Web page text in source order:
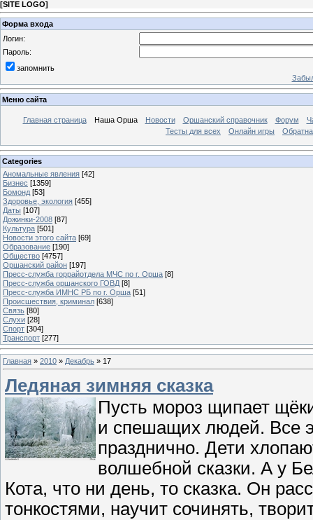
[SITE LOGO]
Форма входа
Логин:
Пароль:
запомнить
Меню сайта
Главная страница Наша Орша Новости Оршанский справочник Форум
Тесты для всех
Онлайн игры
Categories
Аномальные явления [42]
Бизнес [1359]
Бомонд [53]
Здоровье, экология [455]
Даты [107]
Дожинки-2008 [87]
Культура [501]
Новости этого сайта [69]
Образование [190]
Общество [4757]
Оршанский район [197]
Пресс-служба горрайотдела МЧС по г. Орша [8]
Пресс-служба оршанского ГОВД [8]
Пресс-служба ИМНС РБ по г. Орша [51]
Проиcшествия, криминал [638]
Связь [80]
Слухи [28]
Спорт [304]
Транспорт [277]
Главная » 2010 » Декабрь » 17
Ледяная зимняя сказка
Пусть мороз щипает
и спешащих людей. Все
празднично. Дети
волшебной сказки. А у
Кота, что ни день, то сказка. Он
тонкостями, научит сочинять,